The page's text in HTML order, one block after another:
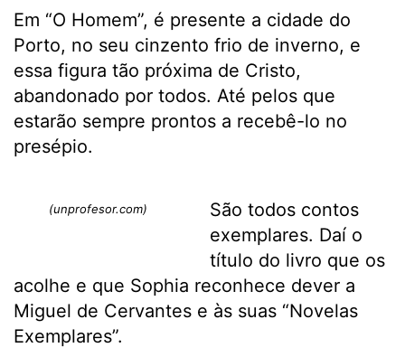
Em “O Homem”, é presente a cidade do
Porto, no seu cinzento frio de inverno, e
essa figura tão próxima de Cristo,
abandonado por todos. Até pelos que
estarão sempre prontos a recebê-lo no
presépio.
(unprofesor.com)
São todos contos
exemplares. Daí o
título do livro que os
acolhe e que Sophia reconhece dever a
Miguel de Cervantes e às suas “Novelas
Exemplares”.